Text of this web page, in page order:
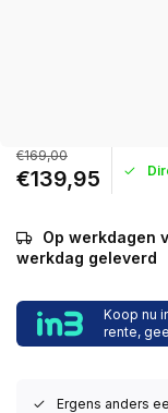
€169,00
€139,95
Op werkdagen
werkdag geleverd
Koop nu
rente,
Ergens anders